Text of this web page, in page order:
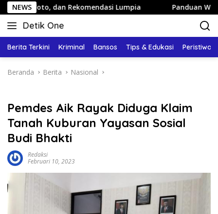
Langsung
ke
konten
NEWS
dan Rekomendasi Lumpia Panduan Wisata
Detik One
Tajam
Fakta
Berita Terkini Kriminal Bansos Tips & Edukasi Peristiwa
Beranda Berita Nasional
Pemdes Aik Rayak Diduga Klaim
Tanah Kuburan Yayasan Sosial
Budi Bhakti
Redaksi
Februari 10, 2023